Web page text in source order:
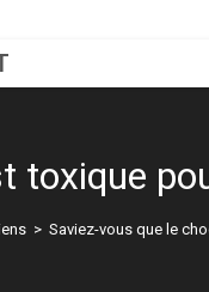
toxique
> Saviez-vous que le